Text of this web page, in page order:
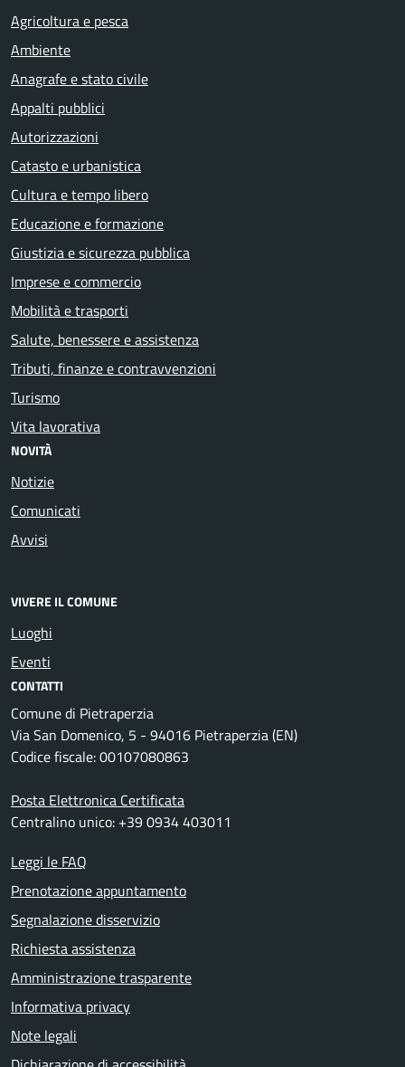
Agricoltura e pesca
Ambiente
Anagrafe e stato civile
Appalti pubblici
Autorizzazioni
Catasto e urbanistica
Cultura e tempo libero
Educazione e formazione
Giustizia e sicurezza pubblica
Imprese e commercio
Mobilità e trasporti
Salute, benessere e assistenza
Tributi, finanze e contravvenzioni
Turismo
Vita lavorativa
NOVITÀ
Notizie
Comunicati
Avvisi
VIVERE IL COMUNE
Luoghi
Eventi
CONTATTI
Comune di Pietraperzia
Via San Domenico, 5 - 94016 Pietraperzia (EN)
Codice fiscale: 00107080863
Posta Elettronica Certificata
Centralino unico: +39 0934 403011
Leggi le FAQ
Prenotazione appuntamento
Segnalazione disservizio
Richiesta assistenza
Amministrazione trasparente
Informativa privacy
Note legali